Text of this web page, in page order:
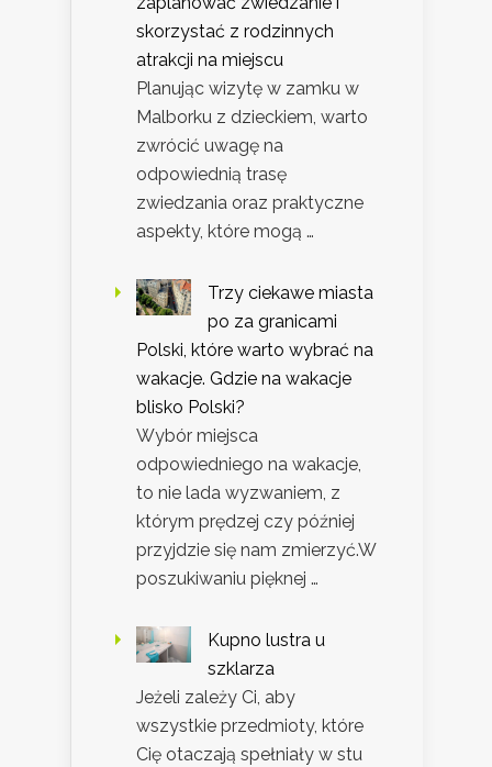
skorzystać z rodzinnych
atrakcji na miejscu
Planując wizytę w zamku w
Malborku z dzieckiem, warto
zwrócić uwagę na
odpowiednią trasę
zwiedzania oraz praktyczne
aspekty, które mogą …
Trzy ciekawe miasta
po za granicami
Polski, które warto wybrać na
wakacje. Gdzie na wakacje
blisko Polski?
Wybór miejsca
odpowiedniego na wakacje,
to nie lada wyzwaniem, z
którym prędzej czy później
przyjdzie się nam zmierzyć.W
poszukiwaniu pięknej …
Kupno lustra u
szklarza
Jeżeli zależy Ci, aby
wszystkie przedmioty, które
Cię otaczają spełniały w stu